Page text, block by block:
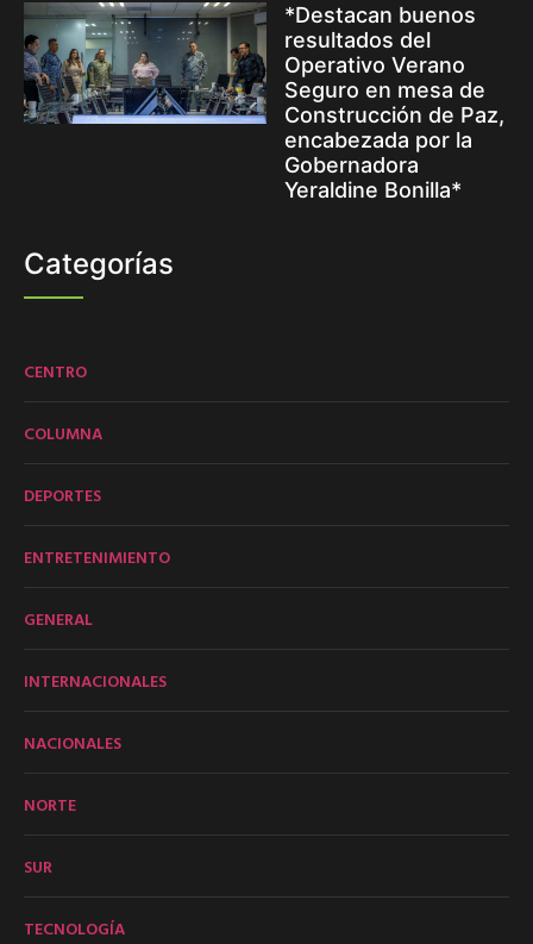
*Destacan buenos
resultados del
Operativo Verano
Seguro en mesa de
Construcción de Paz,
encabezada por la
Gobernadora
Yeraldine Bonilla*
Categorías
CENTRO
COLUMNA
DEPORTES
ENTRETENIMIENTO
GENERAL
INTERNACIONALES
NACIONALES
NORTE
SUR
TECNOLOGÍA